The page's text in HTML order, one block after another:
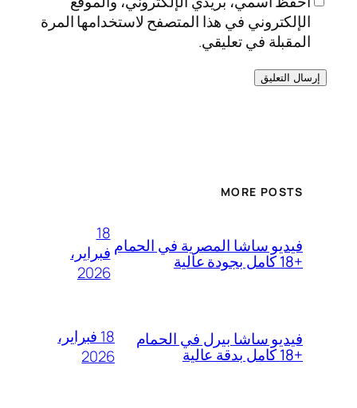
الإلكتروني في هذا المتصفح لاستخدامها المرة
المقبلة في تعليقي.
MORE POSTS
فيديو ساشا المصرية في الحمام
+18 كامل بجودة عالية
18
فبراير،
2026
فيديو ساشا بيرل في الحمام
+18 كامل بدقة عالية
18 فبراير،
2026